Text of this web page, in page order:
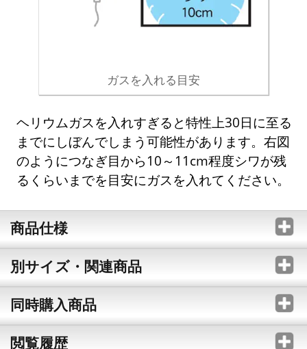
ガスを入れる目安
ヘリウムガスを入れすぎると特性上30日に至る
までにしぼんでしまう可能性があります。右図
のようにつなぎ目から10～11cm程度シワが残
るくらいまでを目安にガスを入れてください。
商品仕様
別サイズ・関連商品
同時購入商品
閲覧履歴